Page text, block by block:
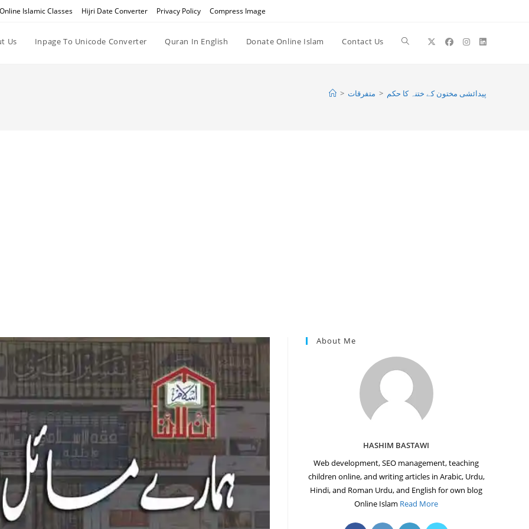
Online Islamic Classes Hijri Date Converter Privacy Policy Compress Image
Us Inpage To Unicode Converter Quran In English Donate Online Islam Contact Us Toggle
> متفرقات > پیدائشی مختون کے ختنہ کا حکم
About Me
HASHIM BASTAWI
Web development, SEO management, teaching
children online, and writing articles in Arabic, Urdu,
Hindi, and Roman Urdu, and English for own blog
Online Islam Read More